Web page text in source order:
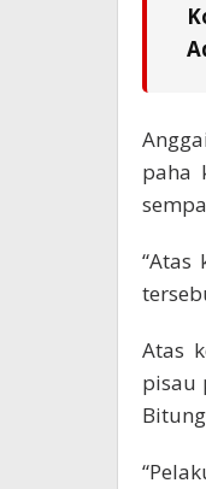
paha
“Atas
Atas
pisau